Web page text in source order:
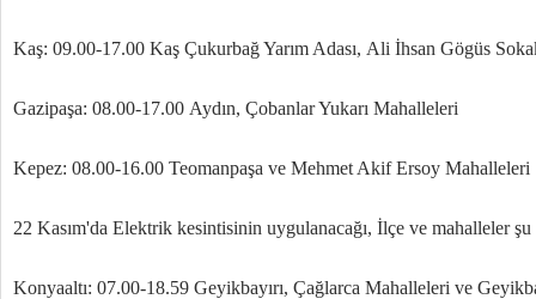
Kaş: 09.00-17.00 Kaş Çukurbağ Yarım Adası, Ali İhsan Gögüs
Gazipaşa: 08.00-17.00 Aydın, Çobanlar Yukarı Mahalleleri
Kepez: 08.00-16.00 Teomanpaşa ve Mehmet Akif Ersoy Mahalleleri
22 Kasım'da Elektrik kesintisinin uygulanacağı, İlçe ve mahalleler
Konyaaltı: 07.00-18.59 Geyikbayırı, Çağlarca Mahalleleri ve